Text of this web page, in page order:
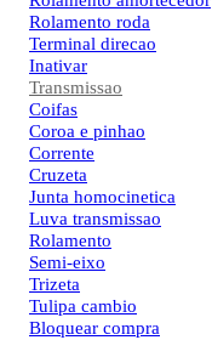
Rolamento roda
Terminal direcao
Inativar
Transmissao
Coifas
Coroa e pinhao
Corrente
Cruzeta
Junta homocinetica
Luva transmissao
Rolamento
Semi-eixo
Trizeta
Tulipa cambio
Bloquear compra